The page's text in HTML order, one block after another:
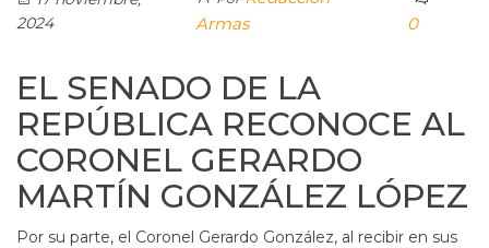
2024
Armas
0
EL SENADO DE LA
REPÚBLICA RECONOCE AL
CORONEL GERARDO
MARTÍN GONZÁLEZ LÓPEZ
Por su parte, el Coronel Gerardo González, al recibir en sus